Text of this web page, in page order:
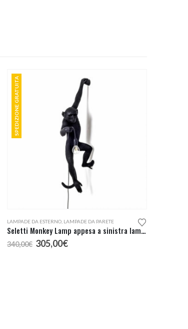
SPEDIZIONE GRATUITA
LAMPADE DA ESTERNO LAMPADE DA PARETE
Seletti Monkey Lamp appesa a sinistra lampada da esterno
340,00€ Il
prezzo
305,00€Il